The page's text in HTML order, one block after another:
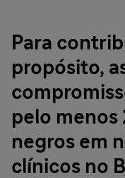
Para
propósito,
pelo menos
negros em
clínicos no